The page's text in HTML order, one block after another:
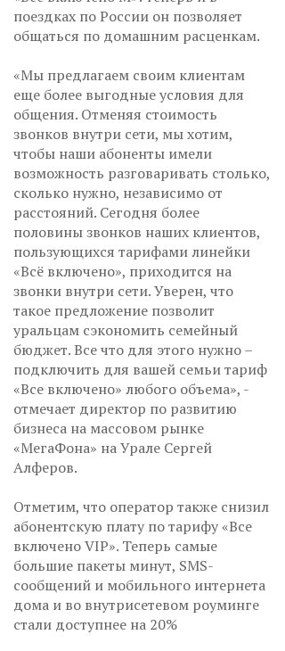
поездках по России он позволяет
общаться по домашним расценкам.
«Мы предлагаем своим клиентам
еще более выгодные условия для
общения. Отменяя стоимость
звонков внутри сети, мы хотим,
чтобы наши абоненты имели
возможность разговаривать столько,
сколько нужно, независимо от
расстояний. Сегодня более
половины звонков наших клиентов,
пользующихся тарифами линейки
«Всё включено», приходится на
звонки внутри сети. Уверен, что
такое предложение позволит
уральцам сэкономить семейный
бюджет. Все что для этого нужно –
подключить для вашей семьи тариф
«Все включено» любого объема», -
отмечает директор по развитию
бизнеса на массовом рынке
«МегаФона» на Урале Сергей
Алферов.
Отметим, что оператор также снизил
абонентскую плату по тарифу «Все
включено VIP». Теперь самые
большие пакеты минут, SMS-
сообщений и мобильного интернета
дома и во внутрисетевом роуминге
стали доступнее на 20%